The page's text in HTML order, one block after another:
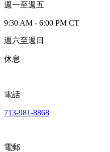
週一至週五
9:30 AM - 6:00 PM CT
週六至週日
休息
電話
713-981-8868
電郵